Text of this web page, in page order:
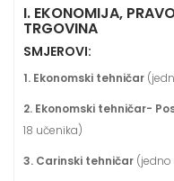
I. EKONOMIJA,
TRGOVINA
SMJEROVI:
1. Ekonomski tehničar
2. Ekonomski tehničar-
18 učenika)
3. Carinski tehničar (jedno